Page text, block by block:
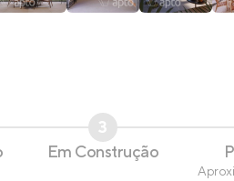
3
Em Construção